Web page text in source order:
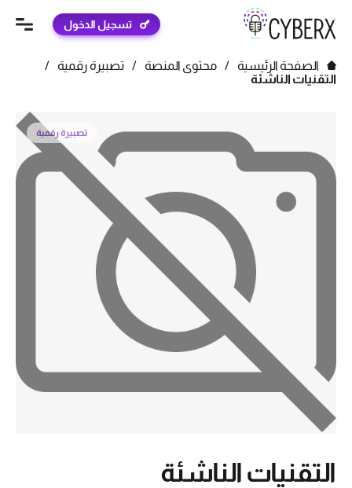
تسجيل الدخول
الصفحة الرئيسية / محتوى المنصة / تصبيرة رقمية
/
التقنيات الناشئة
تصبيرة رقمية
التقنيات الناشئة